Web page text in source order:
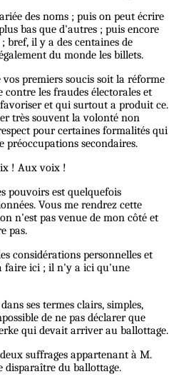
des noms ; puis on peut écrire
bas que d'autres ; puis encore
bref, il y a des centaines de
du monde les billets.
premiers soucis soit la réforme
les fraudes électorales et
et qui surtout a produit ce.
très souvent la volonté non
pour certaines formalités qui
préoccupations secondaires.
! Aux voix !
pouvoirs est quelquefois
Vous me rendrez cette
n'est pas venue de mon côté et
pas.
considérations personnelles et
faire ici ; il n'y a ici qu'une
ses termes clairs, simples,
de ne pas déclarer que
qui devait arriver au ballottage.
suffrages appartenant à M.
du ballottage.